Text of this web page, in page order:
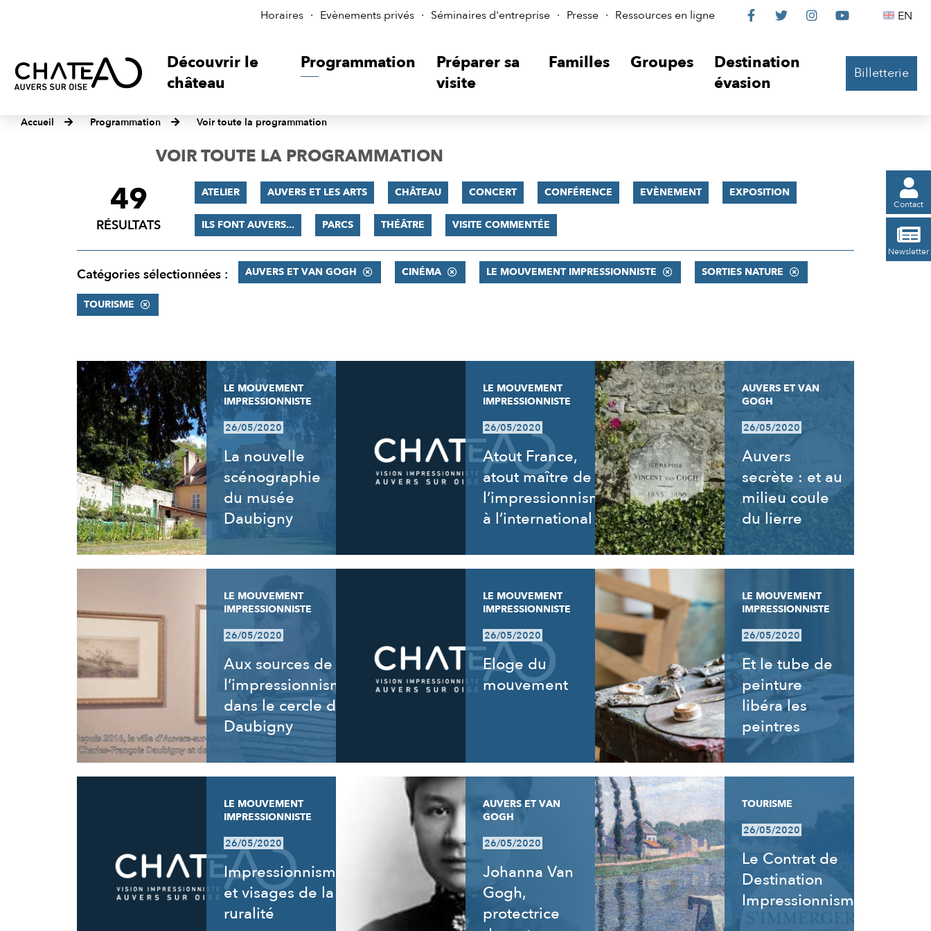
Horaires Evènements privés Séminaires d'entreprise Presse Ressources en ligne
Le
sur

Le

Le

Le
 EN
Découvrir le
château
Programmation
Préparer sa
visite
Familles Groupes
Destination
évasion
Billetterie
Accueil Programmation Voir toute la programmation

Contact

Newsletter
VOIR TOUTE LA PROGRAMMATION
FILTRER
RÉSULTATS
49
RÉSULTATS
ATELIER AUVERS ET LES ARTS CHÂTEAU CONCERT CONFÉRENCE EVÈNEMENT EXPOSITION
ILS FONT AUVERS... PARCS THÉÂTRE VISITE COMMENTÉE
Catégories sélectionnées : AUVERS ET VAN GOGH CINÉMA LE MOUVEMENT IMPRESSIONNISTE SORTIES NATURE
TOURISME
RÉSULTATS
LE MOUVEMENT
IMPRESSIONNISTE
26/05/2020
La nouvelle
scénographie
du musée
Daubigny
LE MOUVEMENT
IMPRESSIONNISTE
26/05/2020
Atout France,
atout maître de
l’impressionnisme
à l’international
AUVERS ET VAN
GOGH
26/05/2020
Auvers
secrète : et au
milieu coule
du lierre
LE MOUVEMENT
IMPRESSIONNISTE
26/05/2020
Aux sources de
l’impressionnisme,
dans le cercle de
Daubigny
LE MOUVEMENT
IMPRESSIONNISTE
26/05/2020
Eloge du
mouvement
LE MOUVEMENT
IMPRESSIONNISTE
26/05/2020
Et le tube de
peinture
libéra les
peintres
LE MOUVEMENT
IMPRESSIONNISTE
26/05/2020
Impressionnisme
et visages de la
ruralité
AUVERS ET VAN
GOGH
26/05/2020
Johanna Van
Gogh,
protectrice
TOURISME
26/05/2020
Le Contrat de
Destination
Impressionnisme